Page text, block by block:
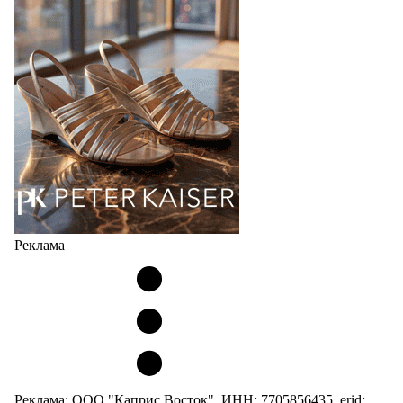
сникерины (гибридный вариант балеток и
кроссовок обтекаемой формы и с тонкой подошвой).
Но в модели Miu Miu Bubble присутствует еще и…
05.08.2026 2081
Реклама
Реклама: ООО "Каприс Восток", ИНН: 7705856435, erid: